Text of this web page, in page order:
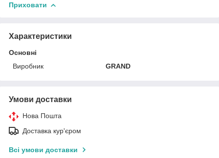
Приховати
Характеристики
Основні
Виробник
GRAND
Умови доставки
Нова Пошта
Доставка кур'єром
Всі умови доставки